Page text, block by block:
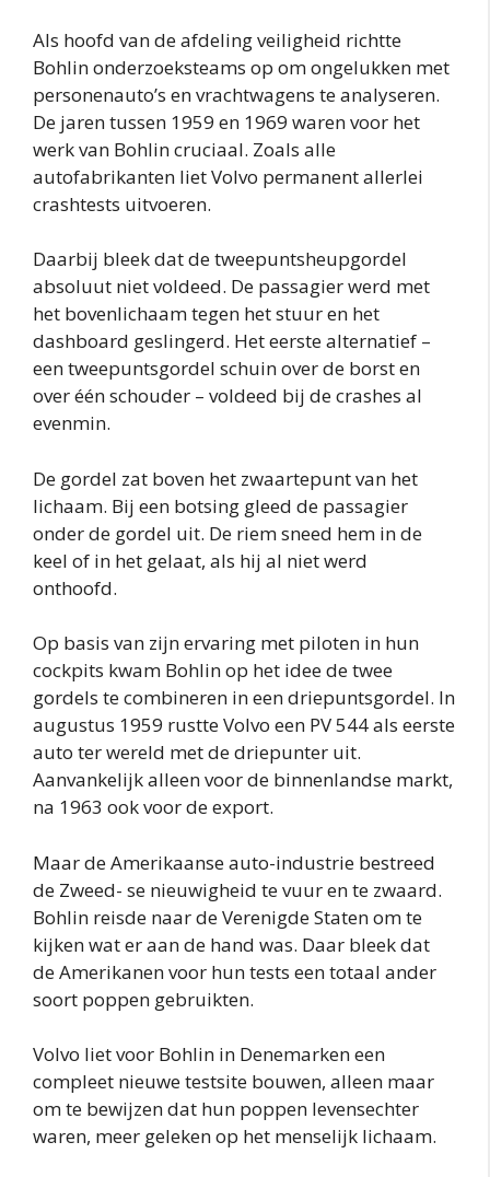
Als hoofd van de afdeling veiligheid richtte
Bohlin onderzoeksteams op om ongelukken met
personenauto’s en vrachtwagens te analyseren.
De jaren tussen 1959 en 1969 waren voor het
werk van Bohlin cruciaal. Zoals alle
autofabrikanten liet Volvo permanent allerlei
crashtests uitvoeren.
Daarbij bleek dat de tweepuntsheupgordel
absoluut niet voldeed. De passagier werd met
het bovenlichaam tegen het stuur en het
dashboard geslingerd. Het eerste alternatief –
een tweepuntsgordel schuin over de borst en
over één schouder – voldeed bij de crashes al
evenmin.
De gordel zat boven het zwaartepunt van het
lichaam. Bij een botsing gleed de passagier
onder de gordel uit. De riem sneed hem in de
keel of in het gelaat, als hij al niet werd
onthoofd.
Op basis van zijn ervaring met piloten in hun
cockpits kwam Bohlin op het idee de twee
gordels te combineren in een driepuntsgordel. In
augustus 1959 rustte Volvo een PV 544 als eerste
auto ter wereld met de driepunter uit.
Aanvankelijk alleen voor de binnenlandse markt,
na 1963 ook voor de export.
Maar de Amerikaanse auto-industrie bestreed
de Zweed- se nieuwigheid te vuur en te zwaard.
Bohlin reisde naar de Verenigde Staten om te
kijken wat er aan de hand was. Daar bleek dat
de Amerikanen voor hun tests een totaal ander
soort poppen gebruikten.
Volvo liet voor Bohlin in Denemarken een
compleet nieuwe testsite bouwen, alleen maar
om te bewijzen dat hun poppen levensechter
waren, meer geleken op het menselijk lichaam.